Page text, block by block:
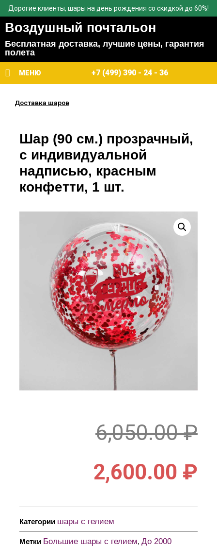
Дорогие клиенты, шары на день рождения со скидкой до 60%!
Воздушный почтальон
Бесплатная доставка, лучшие цены, гарантия
полета
МЕНЮ +7 (499) 390 - 24 - 36
Доставка шаров
Шар (90 см.) прозрачный,
с индивидуальной
надписью, красным
конфетти, 1 шт.
6,050.00₽
2,600.00 ₽
Категории шары с гелием
Метки Большие шары с гелием, До 2000